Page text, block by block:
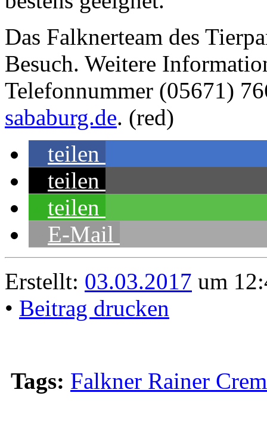
Das Falknerteam des
Besuch. Weitere
Telefonnummer (05671)
sababurg.de. (red)
teilen
teilen
teilen
E-Mail
Erstellt: 03.03.2017 um
• Beitrag drucken
Tags: Falkner Rainer